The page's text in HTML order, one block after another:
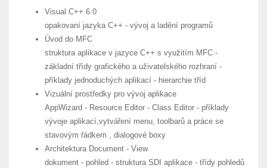
Visual C++ 6.0
opakovaní jazyka C++ - vývoj a ladění programů
Úvod do MFC
struktura aplikace v jazyce C++ s využitím MFC -
základní třídy grafického a uživatelského rozhraní -
příklady jednoduchých aplikací - hierarchie tříd
Vizuální prostředky pro vývoj aplikace
AppWizard - Resource Editor - Class Editor - příklady
vývoje aplikací,vytváření menu, toolbarů a práce se
stavovým řádkem , dialogové boxy
Architektura Document - View
dokument - pohled - struktura SDI aplikace - třídy pohledů